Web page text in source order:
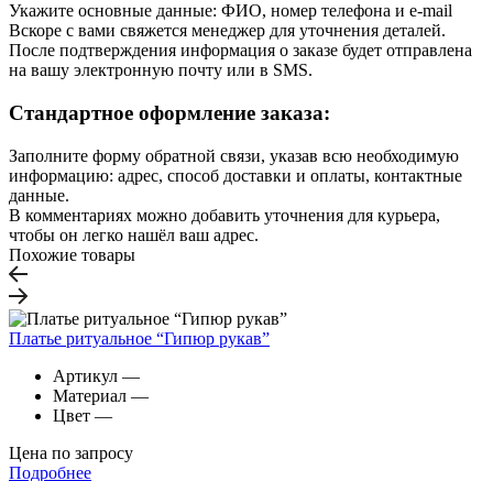
Укажите основные данные: ФИО, номер телефона и e-mail
Вскоре с вами свяжется менеджер для уточнения деталей.
После подтверждения информация о заказе будет отправлена
на вашу электронную почту или в SMS.
Стандартное оформление заказа:
Заполните форму обратной связи, указав всю необходимую
информацию: адрес, способ доставки и оплаты, контактные
данные.
В комментариях можно добавить уточнения для курьера,
чтобы он легко нашёл ваш адрес.
Похожие товары
Платье ритуальное “Гипюр рукав”
Артикул —
Материал —
Цвет —
Цена по запросу
Подробнее